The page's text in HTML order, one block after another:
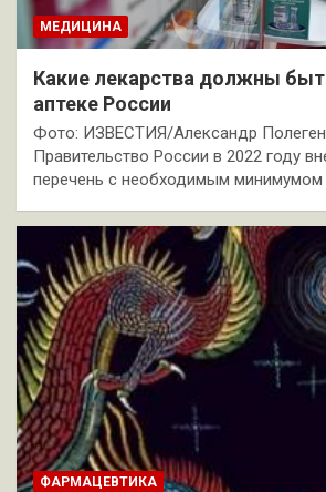
МЕДИЦИНА
Какие лекарства должны
аптеке России
Фото: ИЗВЕСТИЯ/Александр
Правительство России в 2022 году
перечень с необходимым минимумом
ФАРМАЦЕВТИКА